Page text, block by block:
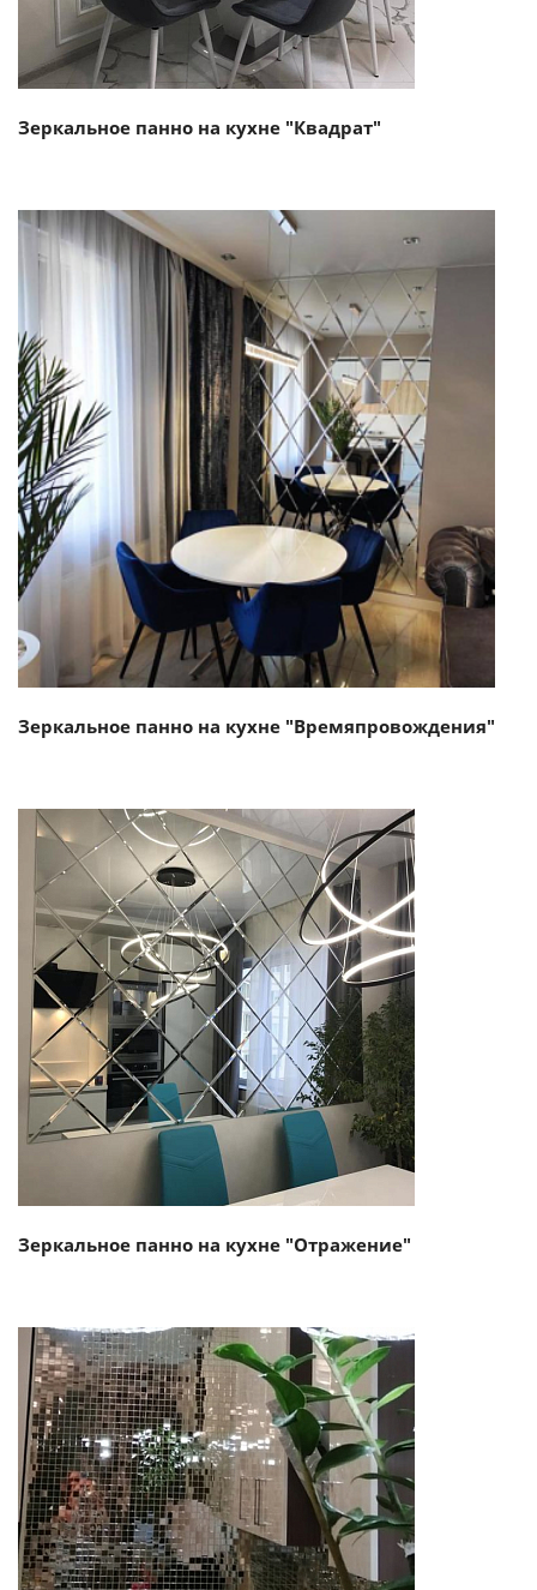
Зеркальное панно на кухне "Квадрат"
Смотреть проект
Зеркальное панно на кухне "Времяпровождения"
Смотреть проект
Зеркальное панно на кухне "Отражение"
Смотреть проект